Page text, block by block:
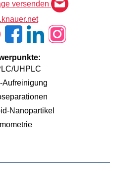
versenden
UHPLC
Aufreinigung
Nanopartikel